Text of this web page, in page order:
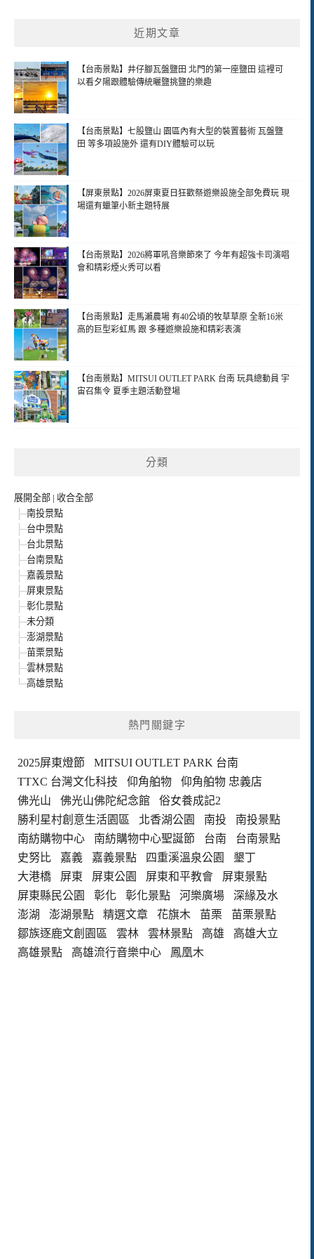
近期文章
【台南景點】井仔腳瓦盤鹽田 北門的第一座鹽田 這裡可
以看夕陽跟體驗傳統曬鹽挑鹽的樂趣
【台南景點】七股鹽山 園區內有大型的裝置藝術 瓦盤鹽
田 等多項設施外 還有DIY體驗可以玩
【屏東景點】2026屏東夏日狂歡祭遊樂設施全部免費玩 現
場還有蠟筆小新主題特展
【台南景點】2026將軍吼音樂節來了 今年有超強卡司演唱
會和精彩煙火秀可以看
【台南景點】走馬瀨農場 有40公頃的牧草草原 全新16米
高的巨型彩虹馬 跟 多種遊樂設施和精彩表演
【台南景點】MITSUI OUTLET PARK 台南 玩具總動員 宇
宙召集令 夏季主題活動登場
分類
展開全部 | 收合全部
南投景點
台中景點
台北景點
台南景點
嘉義景點
屏東景點
彰化景點
未分類
澎湖景點
苗栗景點
雲林景點
高雄景點
熱門關鍵字
2025屏東燈節
MITSUI OUTLET PARK 台南
TTXC 台灣文化科技
仰角舶物
仰角舶物 忠義店
佛光山
佛光山佛陀紀念館
俗女養成記2
勝利星村創意生活園區
北香湖公園 南投
南投景點
南紡購物中心
南紡購物中心聖誕節 台南
台南景點
史努比
嘉義 嘉義景點 四重溪溫泉公園
墾丁
大港橋
屏東 屏東公園 屏東和平教會
屏東景點
屏東縣民公園
彰化 彰化景點 河樂廣場
深緣及水
澎湖
澎湖景點 精選文章 花旗木 苗栗
苗栗景點
鄒族逐鹿文創園區
雲林 雲林景點 高雄
高雄大立
高雄景點
高雄流行音樂中心 鳳凰木